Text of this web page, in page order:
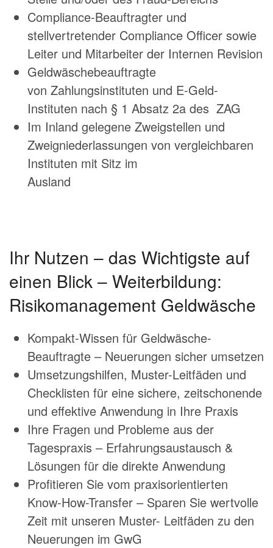
Compliance-Beauftragter und
stellvertretender Compliance Officer sowie
Leiter und Mitarbeiter der Internen Revision
Geldwäschebeauftragte
von Zahlungsinstituten und E-Geld-
Instituten nach § 1 Absatz 2a des ZAG
Im Inland gelegene Zweigstellen und
Zweigniederlassungen von vergleichbaren
Instituten mit Sitz im
Ausland
Ihr Nutzen – das Wichtigste auf
einen Blick – Weiterbildung:
Risikomanagement Geldwäsche
Kompakt-Wissen für Geldwäsche-
Beauftragte – Neuerungen sicher umsetzen
Umsetzungshilfen, Muster-Leitfäden und
Checklisten für eine sichere, zeitschonende
und effektive Anwendung in Ihre Praxis
Ihre Fragen und Probleme aus der
Tagespraxis – Erfahrungsaustausch &
Lösungen für die direkte Anwendung
Profitieren Sie vom praxisorientierten
Know-How-Transfer – Sparen Sie wertvolle
Zeit mit unseren Muster- Leitfäden zu den
Neuerungen im GwG